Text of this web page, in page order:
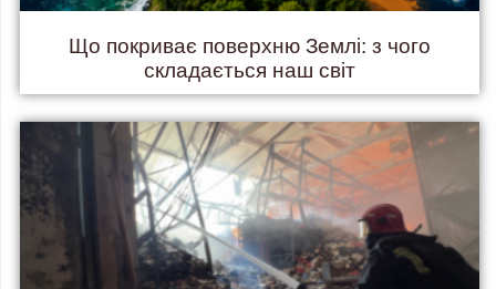
Що покриває поверхню Землі: з чого
складається наш світ